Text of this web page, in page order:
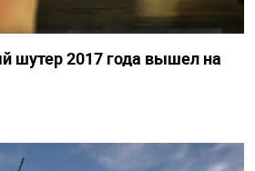
шутер 2017 года вышел на